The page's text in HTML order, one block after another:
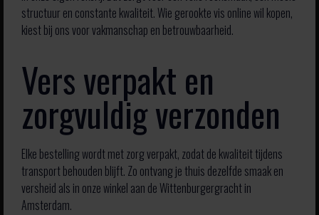
structuur en constante kwaliteit. Wie gerookte vis online wil kopen,
kiest bij ons voor vakmanschap en betrouwbaarheid.
Vers verpakt en
zorgvuldig verzonden
Elke bestelling wordt met zorg verpakt, zodat de kwaliteit tijdens
transport behouden blijft. Zo ontvang je thuis dezelfde smaak en
versheid als in onze winkel aan de Wittenburgergracht in
Amsterdam.